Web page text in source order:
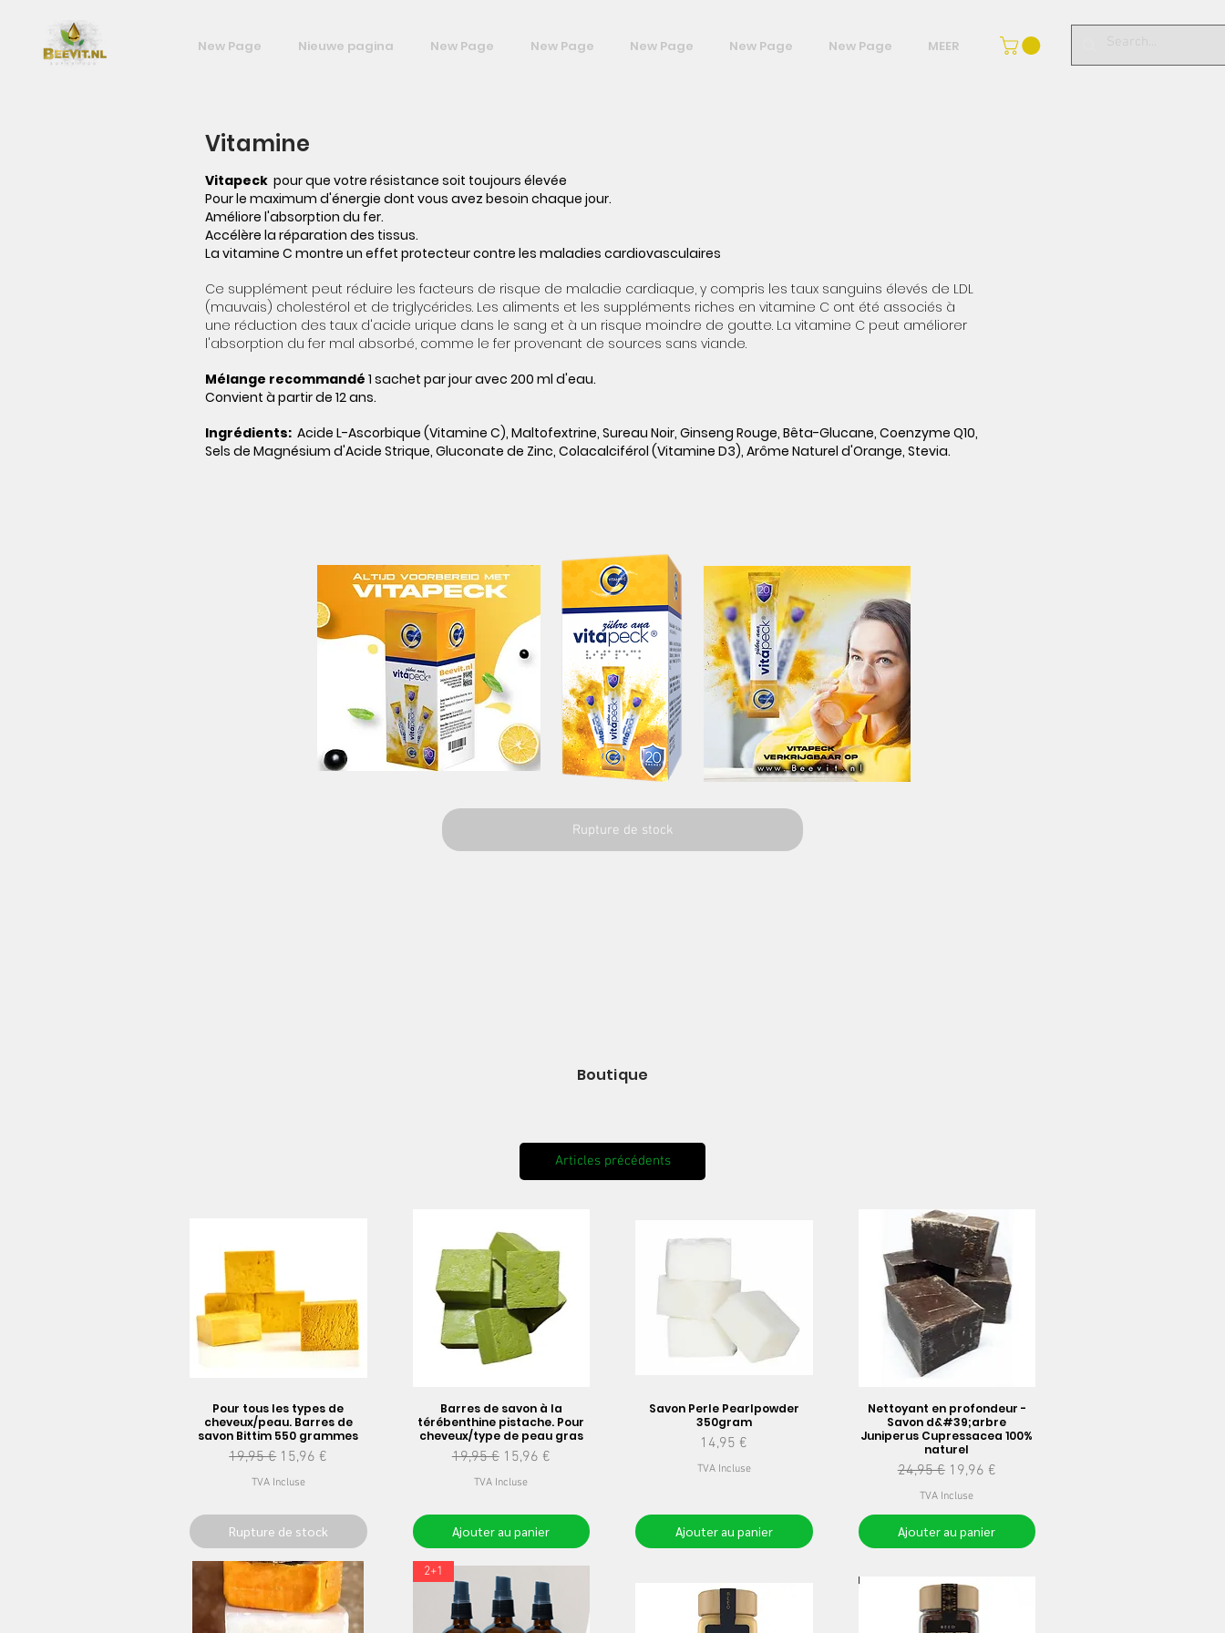
New Page Nieuwe pagina New Page New Page New Page New Page New Page MEER
Vitamine
Vitapeck pour que votre résistance soit toujours élevée
Pour le maximum d'énergie dont vous avez besoin chaque jour.
Améliore l'absorption du fer.
Accélère la réparation des tissus.
La vitamine C montre un effet protecteur contre les maladies cardiovasculaires
Ce supplément peut réduire les facteurs de risque de maladie cardiaque, y compris les taux sanguins élevés de LDL
(mauvais) cholestérol et de triglycérides. Les aliments et les suppléments riches en vitamine C ont été associés à
une réduction des taux d'acide urique dans le sang et à un risque moindre de goutte. La vitamine C peut améliorer
l'absorption du fer mal absorbé, comme le fer provenant de sources sans viande.
Mélange recommandé 1 sachet par jour avec 200 ml d'eau.
Convient à partir de 12 ans.
Ingrédients: Acide L-Ascorbique (Vitamine C), Maltofextrine, Sureau Noir, Ginseng Rouge, Bêta-Glucane, Coenzyme Q10,
Sels de Magnésium d'Acide Strique, Gluconate de Zinc, Colacalciférol (Vitamine D3), Arôme Naturel d'Orange, Stevia.
Rupture de stock
Boutique
Articles précédents
Pour tous les types de
cheveux/peau. Barres de
savon Bittim 550 grammes
Prix original
19,95 € Prix promotionnel
15,96 €
TVA Incluse
Rupture de stock
Barres de savon à la
térébenthine pistache. Pour
cheveux/type de peau gras
Prix original
19,95 € Prix promotionnel
15,96 €
TVA Incluse
Ajouter au panier
Savon Perle Pearlpowder
350gram
Prix
14,95 €
TVA Incluse
Ajouter au panier
Nettoyant en profondeur -
Savon d&#39;arbre
Juniperus Cupressacea 100%
naturel
Prix original
24,95 € Prix promotionnel
19,96 €
TVA Incluse
Ajouter au panier
2+1